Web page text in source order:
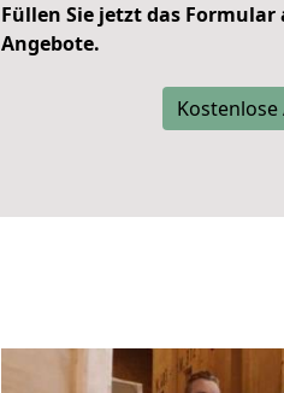
Füllen Sie jetzt das
Angebote.